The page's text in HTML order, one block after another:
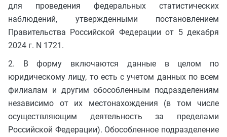
для проведения федеральных статистических
наблюдений, утвержденными постановлением
Правительства Российской Федерации от 5 декабря
2024 г. N 1721.
2. В форму включаются данные в целом по
юридическому лицу, то есть с учетом данных по всем
филиалам и другим обособленным подразделениям
независимо от их местонахождения (в том числе
осуществляющим деятельность за пределами
Российской Федерации). Обособленное подразделение